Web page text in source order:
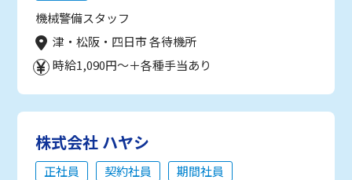
機械警備スタッフ
津・松阪・四日市 各待機所
時給1,090円～＋各種手当あり
株式会社 ハヤシ
正社員 契約社員
期間社員